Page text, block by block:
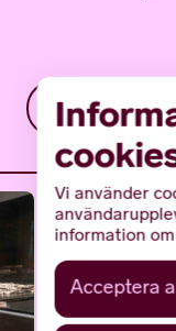
Vi använder
information
Acceptera